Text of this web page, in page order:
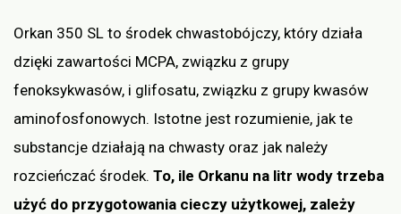
Orkan 350 SL to środek chwastobójczy, który działa
dzięki zawartości MCPA, związku z grupy
fenoksykwasów, i glifosatu, związku z grupy kwasów
aminofosfonowych. Istotne jest rozumienie, jak te
substancje działają na chwasty oraz jak należy
rozcieńczać środek. To, ile Orkanu na litr wody trzeba
użyć do przygotowania cieczy użytkowej, zależy